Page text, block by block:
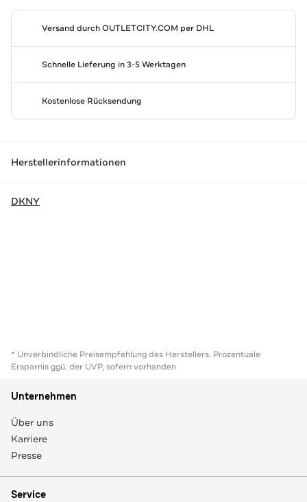
Versand durchOUTLETCITY.COM per DHL
Schnelle Lieferung in 3-5 Werktagen
Kostenlose Rücksendung
Herstellerinformationen
DKNY
* Unverbindliche Preisempfehlung des Herstellers. Prozentuale
Ersparnis ggü. der UVP, sofern vorhanden
Unternehmen
Über uns
Karriere
Presse
Service